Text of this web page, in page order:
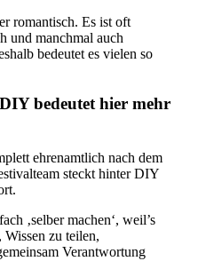
romantisch. Es ist oft
und manchmal auch
bedeutet es vielen so
DIY bedeutet hier mehr
ehrenamtlich nach dem
steckt hinter DIY
‚selber machen‘, weil’s
Wissen zu teilen,
Verantwortung